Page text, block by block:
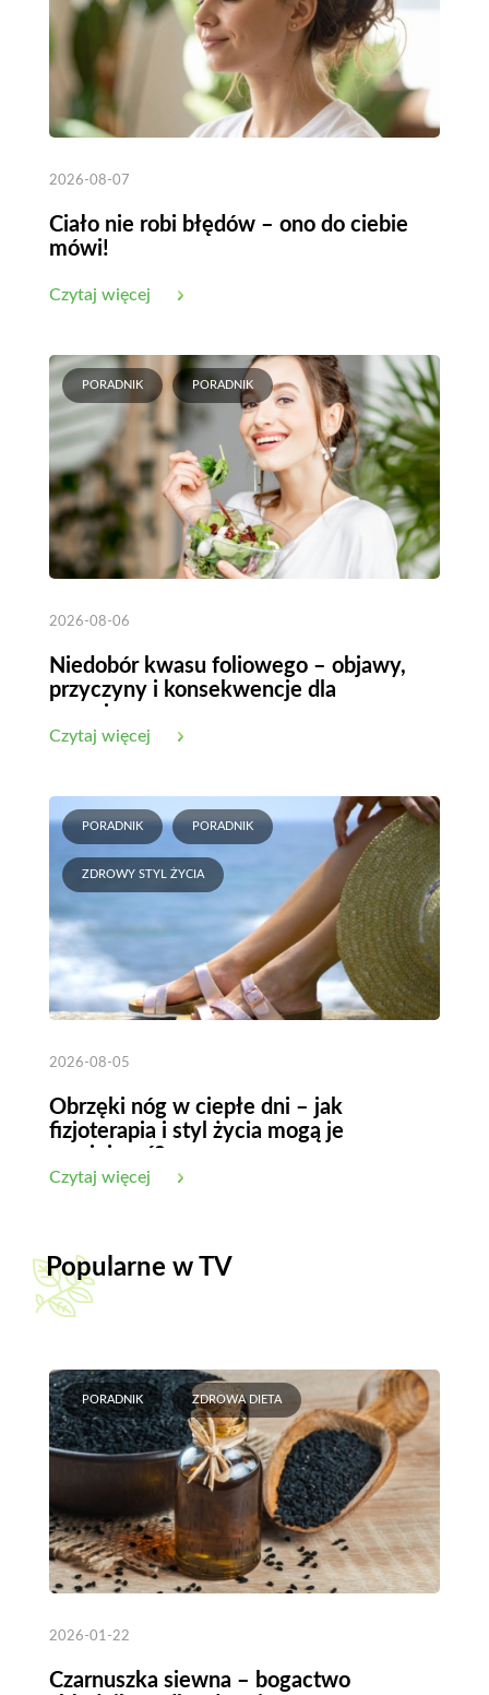
2026-08-07
Ciało nie robi błędów – ono do ciebie
mówi!
Czytaj więcej
PORADNIK PORADNIK
2026-08-06
Niedobór kwasu foliowego – objawy,
przyczyny i konsekwencje dla
organizmu
Czytaj więcej
PORADNIK PORADNIK
ZDROWY STYL ŻYCIA
2026-08-05
Obrzęki nóg w ciepłe dni – jak
fizjoterapia i styl życia mogą je
zmniejszyć?
Czytaj więcej
Popularne w TV
PORADNIK ZDROWA DIETA
2026-01-22
Czarnuszka siewna – bogactwo